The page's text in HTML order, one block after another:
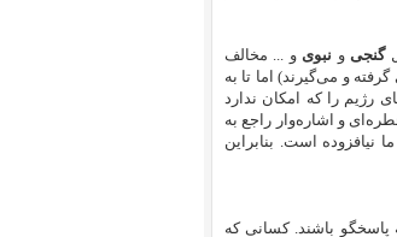
گنجیو نبویو ... مخالف
و می‌گیرند) اما تا به
رژیم را که امکان ندارد
و اشاره‌‌وار راجع به
است. بنابراین
باشند. کسانی که